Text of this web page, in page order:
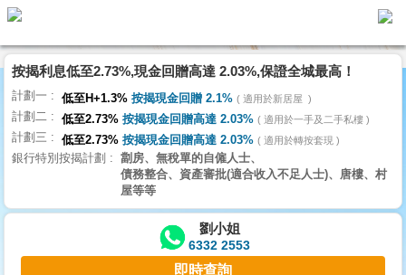
代
理
主
頁
搵
樓/
交
業
按揭利息低至2.73%,現金回贈高達 2.03%,保證全城最高！
計劃一 低至H+1.3% 按揭現金回贈 2.1% 適用於新居屋
計劃二 低至2.73% 按揭現金回贈高達 2.03% 適用於一手及二手私樓
計劃三 低至2.73% 按揭現金回贈高達 2.03% 適用於轉按套現
銀行特別按揭計劃
劏房、無稅單的自僱人士、
債務整合、資產審批(適合收入不足人士)、唐樓、村
屋等等
劉小姐
6332 2553
即時查詢